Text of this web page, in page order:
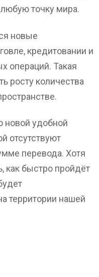
точку мира.
новые
кредитовании и
операций. Такая
росту количества
новой удобной
отсутствуют
перевода. Хотя
как быстро пройдёт
территории нашей